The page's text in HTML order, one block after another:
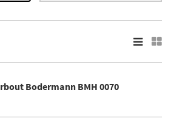
Bodermann BMH 0070